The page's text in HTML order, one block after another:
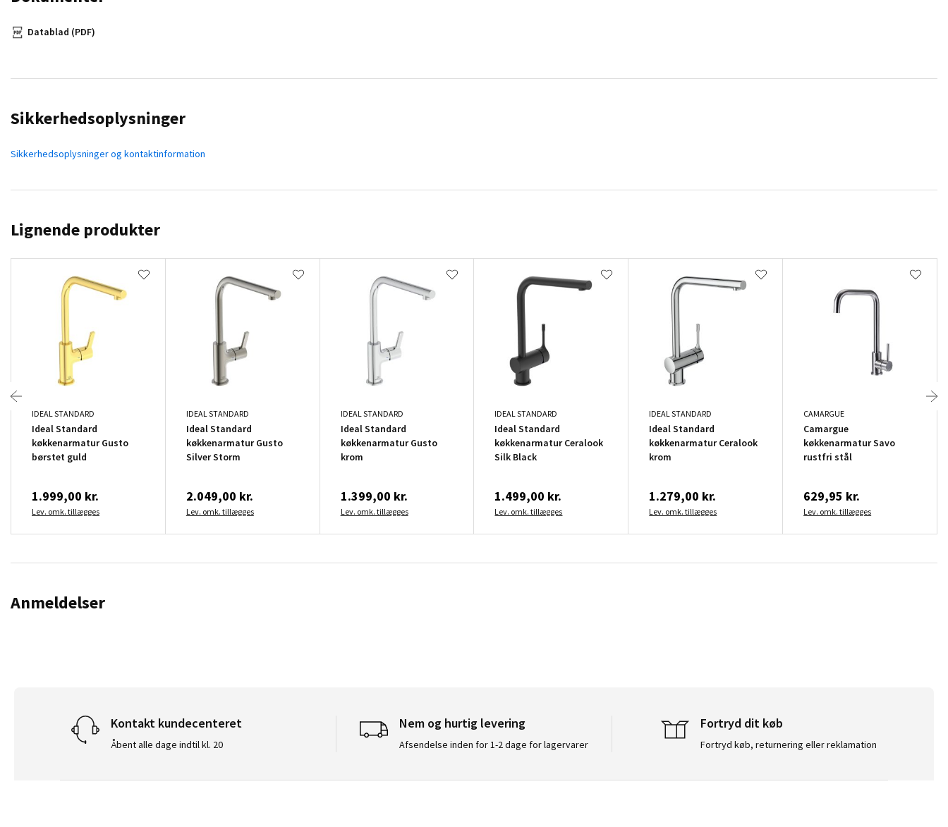
Datablad (PDF)
Sikkerhedsoplysninger
Sikkerhedsoplysninger og kontaktinformation
Lignende produkter
IDEAL STANDARD
Ideal Standard
køkkenarmatur Gusto
børstet guld
1.999,00 kr.
Lev. omk. tillægges
IDEAL STANDARD
Ideal Standard
køkkenarmatur Gusto
Silver Storm
2.049,00 kr.
Lev. omk. tillægges
IDEAL STANDARD
Ideal Standard
køkkenarmatur Gusto
krom
1.399,00 kr.
Lev. omk. tillægges
IDEAL STANDARD
Ideal Standard
køkkenarmatur Ceralook
Silk Black
1.499,00 kr.
Lev. omk. tillægges
IDEAL STANDARD
Ideal Standard
køkkenarmatur Ceralook
krom
1.279,00 kr.
Lev. omk. tillægges
CAMARGUE
Camargue
køkkenarmatur Savo
rustfri stål
629,95 kr.
Lev. omk. tillægges
Anmeldelser
Kontakt kundecenteret
Åbent alle dage indtil kl. 20
Nem og hurtig levering
Afsendelse inden for 1-2 dage for lagervarer
Fortryd dit køb
Fortryd køb, returnering eller reklamation